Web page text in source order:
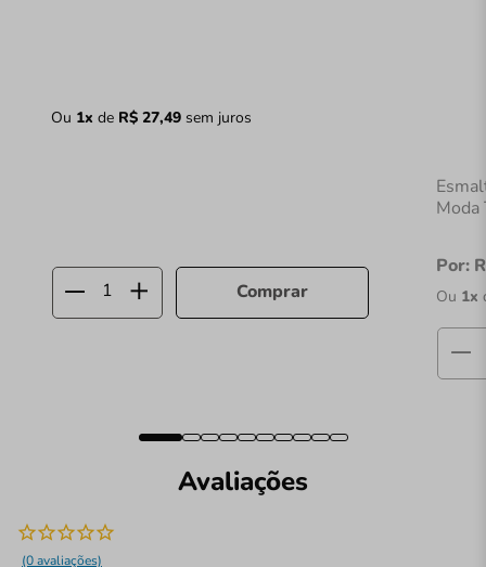
Ou 1x de R$ 27,49sem juros
Comprar
Moda
Por:
Ou 1x
Avaliações
(0 avaliações)